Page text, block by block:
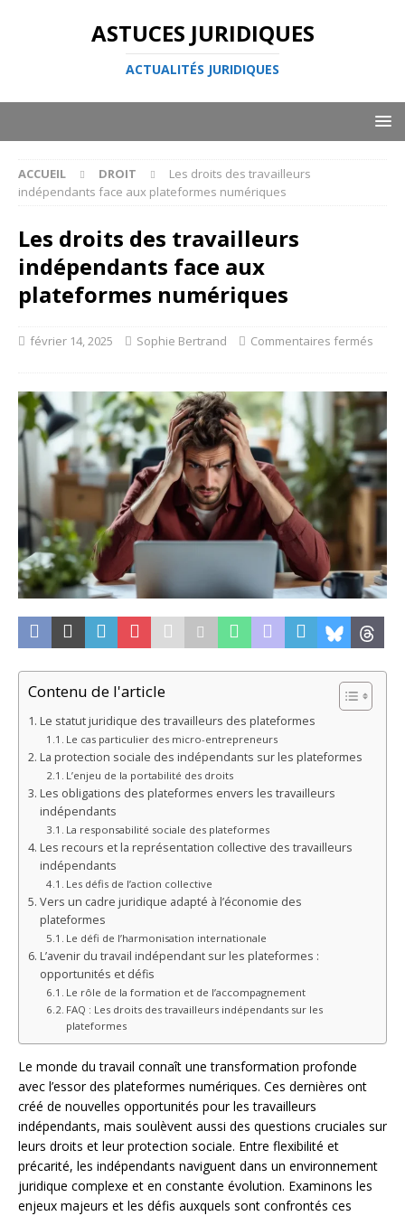
ASTUCES JURIDIQUES
ACTUALITÉS JURIDIQUES
ACCUEIL DROIT
Les droits des travailleurs
indépendants face aux plateformes numériques
Les droits des travailleurs
indépendants face aux
plateformes numériques
février 14, 2025 Sophie Bertrand Commentaires fermés
Contenu de l'article
Le statut juridique des travailleurs des plateformes
Le cas particulier des micro-entrepreneurs
La protection sociale des indépendants sur les plateformes
L’enjeu de la portabilité des droits
Les obligations des plateformes envers les travailleurs
indépendants
La responsabilité sociale des plateformes
Les recours et la représentation collective des travailleurs
indépendants
Les défis de l’action collective
Vers un cadre juridique adapté à l’économie des
plateformes
Le défi de l’harmonisation internationale
L’avenir du travail indépendant sur les plateformes :
opportunités et défis
Le rôle de la formation et de l’accompagnement
FAQ : Les droits des travailleurs indépendants sur les
plateformes
Le monde du travail connaît une transformation profonde
avec l’essor des plateformes numériques. Ces dernières ont
créé de nouvelles opportunités pour les travailleurs
indépendants, mais soulèvent aussi des questions cruciales sur
leurs droits et leur protection sociale. Entre flexibilité et
précarité, les indépendants naviguent dans un environnement
juridique complexe et en constante évolution. Examinons les
enjeux majeurs et les défis auxquels sont confrontés ces